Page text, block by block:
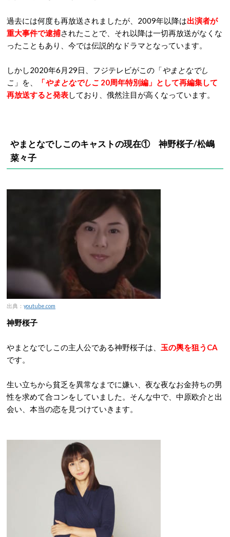
過去には何度も再放送されましたが、2009年以降は出演者が
重大事件で逮捕されたことで、それ以降は一切再放送がなくな
ったこともあり、今では伝説的なドラマとなっています。
しかし2020年6月29日、フジテレビがこの「やまとなでし
こ 」を、 「やまとなでしこ 20周年特別編」として再編集して
再放送すると発表しており、俄然注目が高くなっています。
やまとなでしこのキャストの現在① 神野桜子/松嶋
菜々子
出典： youtube.com
神野桜子
やまとなでしこの主人公である神野桜子は、 玉の輿を狙うCA
です。
生い立ちから貧乏を異常なまでに嫌い、夜な夜なお金持ちの男
性を求めて合コンをしていました。そんな中で、中原欧介と出
会い、本当の恋を見つけていきます。